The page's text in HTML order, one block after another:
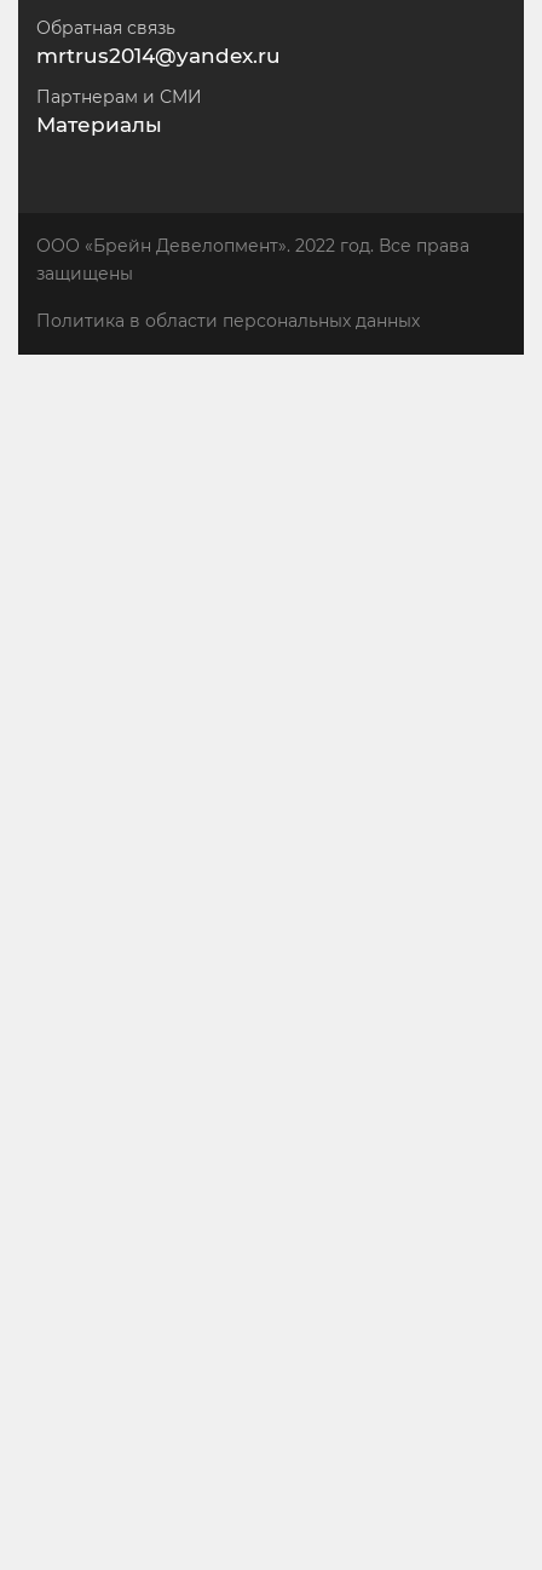
Обратная связь
mrtrus2014@yandex.ru
Партнерам и СМИ
Материалы
ООО «Брейн Девелопмент». 2022 год. Все права
защищены
Политика в области персональных данных